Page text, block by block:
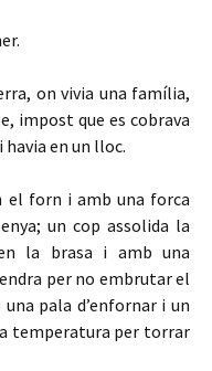
on vivia una família,
impost que es cobrava
en un lloc.
el forn i amb una forca
un cop assolida la
la brasa i amb una
per no embrutar el
pala d’enfornar i un
temperatura per torrar